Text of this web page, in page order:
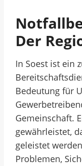
Der
In Soest ist ein
Bedeutung für
Gemeinschaft.
gewährleistet,
geleistet
Problemen,